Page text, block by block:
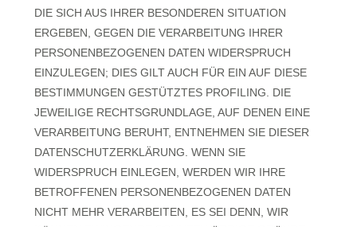
DIE SICH AUS IHRER BESONDEREN SITUATION
ERGEBEN, GEGEN DIE VERARBEITUNG IHRER
PERSONENBEZOGENEN DATEN WIDERSPRUCH
EINZULEGEN; DIES GILT AUCH FÜR EIN AUF DIESE
BESTIMMUNGEN GESTÜTZTES PROFILING. DIE
JEWEILIGE RECHTSGRUNDLAGE, AUF DENEN EINE
VERARBEITUNG BERUHT, ENTNEHMEN SIE DIESER
DATENSCHUTZERKLÄRUNG. WENN SIE
WIDERSPRUCH EINLEGEN, WERDEN WIR IHRE
BETROFFENEN PERSONENBEZOGENEN DATEN
NICHT MEHR VERARBEITEN, ES SEI DENN, WIR